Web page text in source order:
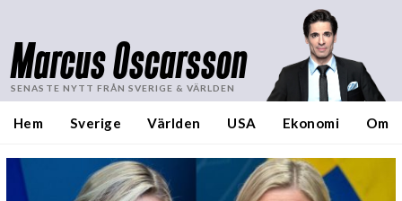
Marcus Oscarsson
SENASTE NYTT FRÅN SVERIGE & VÄRLDEN
Hem Sverige Världen USA Ekonomi Om